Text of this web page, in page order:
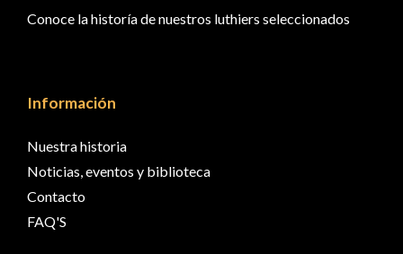
Conoce la historía de nuestros luthiers seleccionados
Información
Nuestra historia
Noticias, eventos y biblioteca
Contacto
FAQ'S